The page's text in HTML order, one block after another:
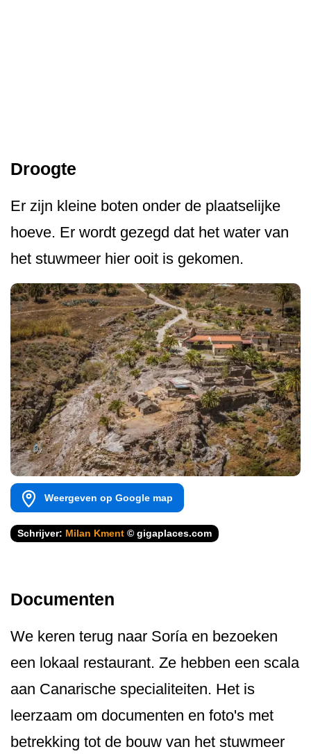
Droogte
Er zijn kleine boten onder de plaatselijke
hoeve. Er wordt gezegd dat het water van
het stuwmeer hier ooit is gekomen.
Weergeven op Google map
Schrijver: Milan Kment © gigaplaces.com
Documenten
We keren terug naar Soría en bezoeken
een lokaal restaurant. Ze hebben een scala
aan Canarische specialiteiten. Het is
leerzaam om documenten en foto's met
betrekking tot de bouw van het stuwmeer